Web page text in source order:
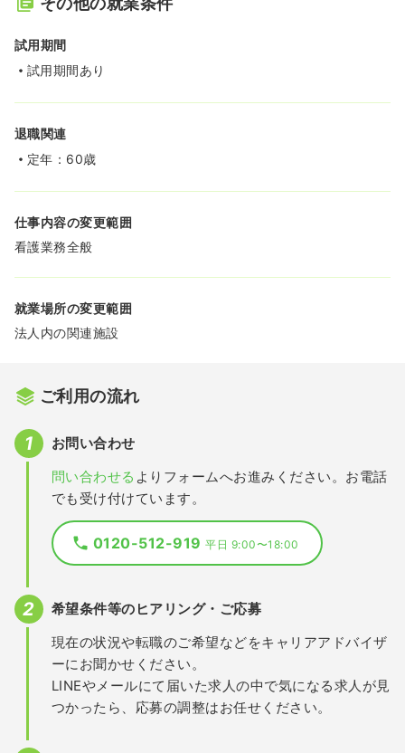
試用期間
試用期間あり
退職関連
定年：60歳
仕事内容の変更範囲
看護業務全般
就業場所の変更範囲
法人内の関連施設
ご利用の流れ
お問い合わせ
問い合わせる よりフォームへお進みください。お電話
でも受け付けています。
0120-512-919平日 9:00〜18:00
希望条件等のヒアリング・ご応募
現在の状況や転職のご希望などをキャリアアドバイザ
ーにお聞かせください。
LINEやメールにて届いた求人の中で気になる求人が見
つかったら、応募の調整はお任せください。